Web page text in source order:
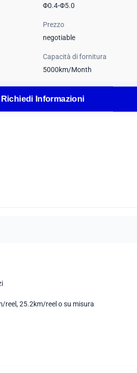
Φ0.4-Φ5.0
Prezzo
negotiable
Capacità di fornitura
5000km/Month
Richiedi Informazioni
reel, 25.2km/reel o su misura